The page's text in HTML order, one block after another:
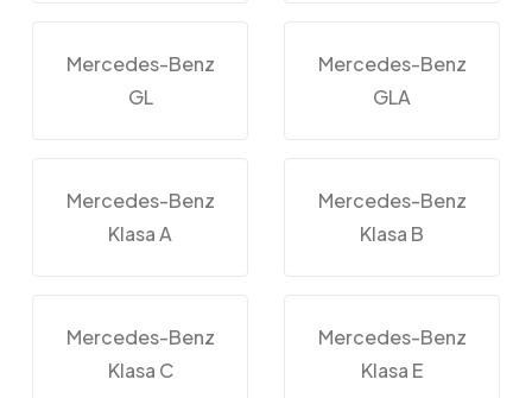
Mercedes-Benz
GL
Mercedes-Benz
GLA
Mercedes-Benz
Klasa A
Mercedes-Benz
Klasa B
Mercedes-Benz
Klasa C
Mercedes-Benz
Klasa E